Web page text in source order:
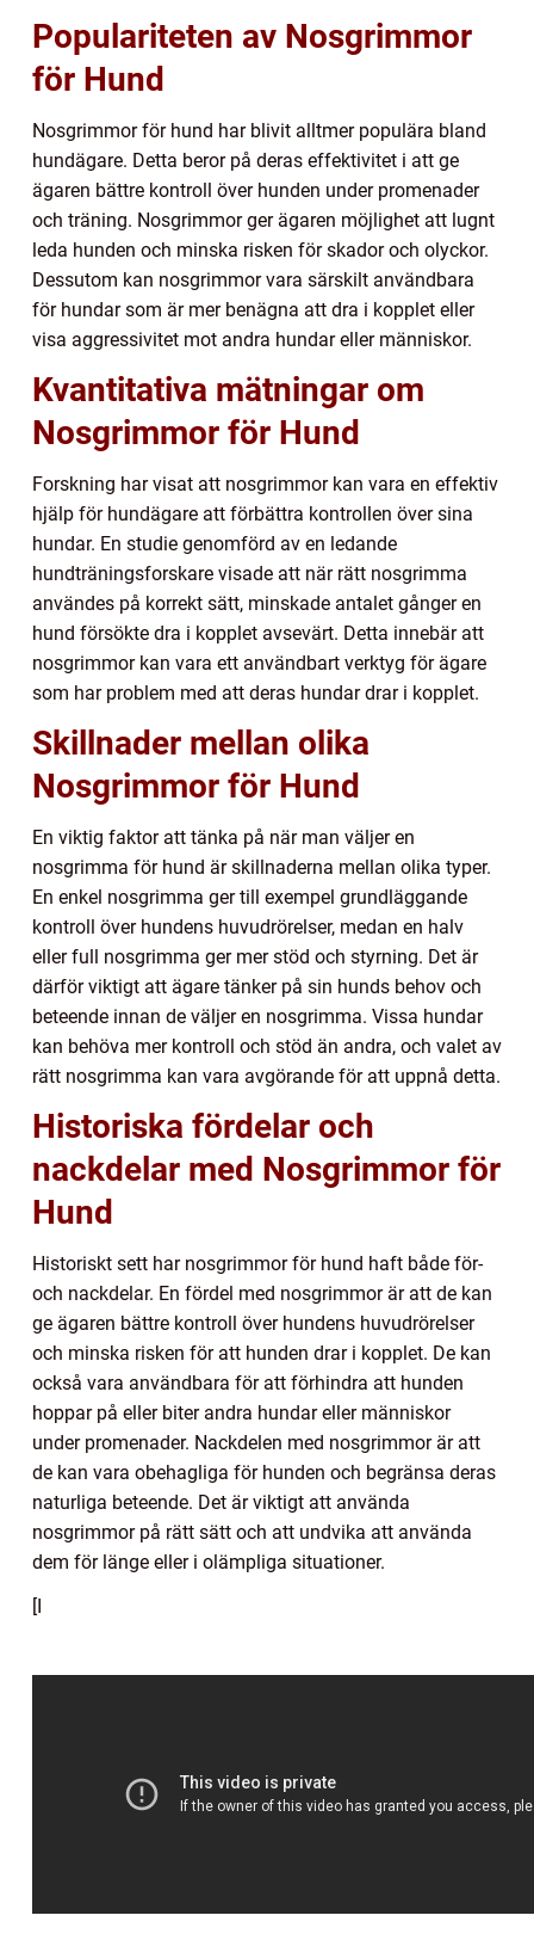
Populariteten av Nosgrimmor
för Hund
Nosgrimmor för hund har blivit alltmer populära bland
hundägare. Detta beror på deras effektivitet i att ge
ägaren bättre kontroll över hunden under promenader
och träning. Nosgrimmor ger ägaren möjlighet att lugnt
leda hunden och minska risken för skador och olyckor.
Dessutom kan nosgrimmor vara särskilt användbara
för hundar som är mer benägna att dra i kopplet eller
visa aggressivitet mot andra hundar eller människor.
Kvantitativa mätningar om
Nosgrimmor för Hund
Forskning har visat att nosgrimmor kan vara en effektiv
hjälp för hundägare att förbättra kontrollen över sina
hundar. En studie genomförd av en ledande
hundträningsforskare visade att när rätt nosgrimma
användes på korrekt sätt, minskade antalet gånger en
hund försökte dra i kopplet avsevärt. Detta innebär att
nosgrimmor kan vara ett användbart verktyg för ägare
som har problem med att deras hundar drar i kopplet.
Skillnader mellan olika
Nosgrimmor för Hund
En viktig faktor att tänka på när man väljer en
nosgrimma för hund är skillnaderna mellan olika typer.
En enkel nosgrimma ger till exempel grundläggande
kontroll över hundens huvudrörelser, medan en halv
eller full nosgrimma ger mer stöd och styrning. Det är
därför viktigt att ägare tänker på sin hunds behov och
beteende innan de väljer en nosgrimma. Vissa hundar
kan behöva mer kontroll och stöd än andra, och valet av
rätt nosgrimma kan vara avgörande för att uppnå detta.
Historiska fördelar och
nackdelar med Nosgrimmor för
Hund
Historiskt sett har nosgrimmor för hund haft både för-
och nackdelar. En fördel med nosgrimmor är att de kan
ge ägaren bättre kontroll över hundens huvudrörelser
och minska risken för att hunden drar i kopplet. De kan
också vara användbara för att förhindra att hunden
hoppar på eller biter andra hundar eller människor
under promenader. Nackdelen med nosgrimmor är att
de kan vara obehagliga för hunden och begränsa deras
naturliga beteende. Det är viktigt att använda
nosgrimmor på rätt sätt och att undvika att använda
dem för länge eller i olämpliga situationer.
[I